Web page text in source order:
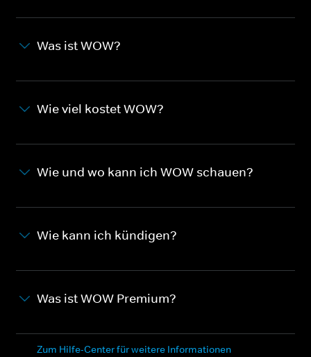
Was ist WOW?
Wie viel kostet WOW?
Wie und wo kann ich WOW schauen?
Wie kann ich kündigen?
Was ist WOW Premium?
Zum Hilfe-Center für weitere Informationen